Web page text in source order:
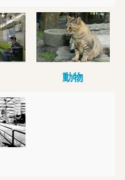
動物